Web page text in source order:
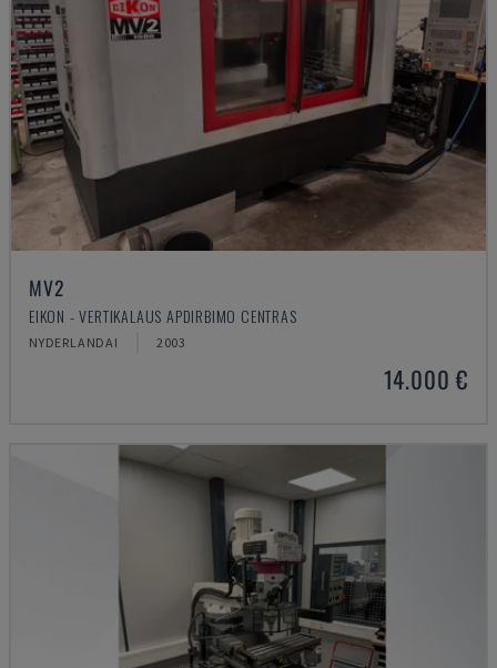
MV2
EIKON - VERTIKALAUS APDIRBIMO CENTRAS
NYDERLANDAI 2003
14.000 €